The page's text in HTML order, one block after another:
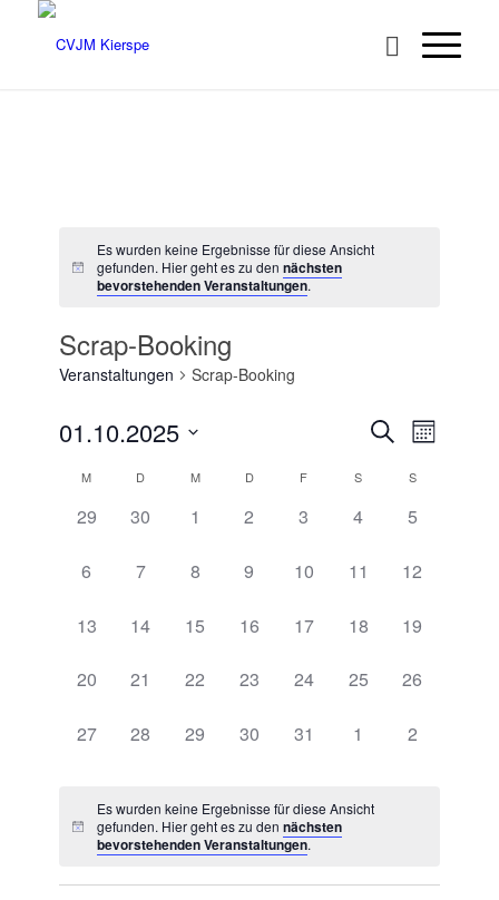
Es wurden keine Ergebnisse für diese Ansicht
gefunden. Hier geht es zu den nächsten
bevorstehenden Veranstaltungen.
Scrap-Booking
Veranstaltungen Scrap-Booking
Suche
SucheMonat
01.10.2025
wählen.Kalender
von
M D M D F S S
0
29
0
30
0
1
0
2
0
3
0
4
0
5
0
6
0
7
0
8
0
9
0
10
0
11
0
12
0
13
0
14
0
15
0
16
0
17
0
18
0
19
0
20
0
21
0
22
0
23
0
24
0
25
0
26
0
27
0
28
0
29
0
30
0
31
0
1
0
2
Es wurden keine Ergebnisse für diese Ansicht
gefunden. Hier geht es zu den nächsten
bevorstehenden Veranstaltungen.